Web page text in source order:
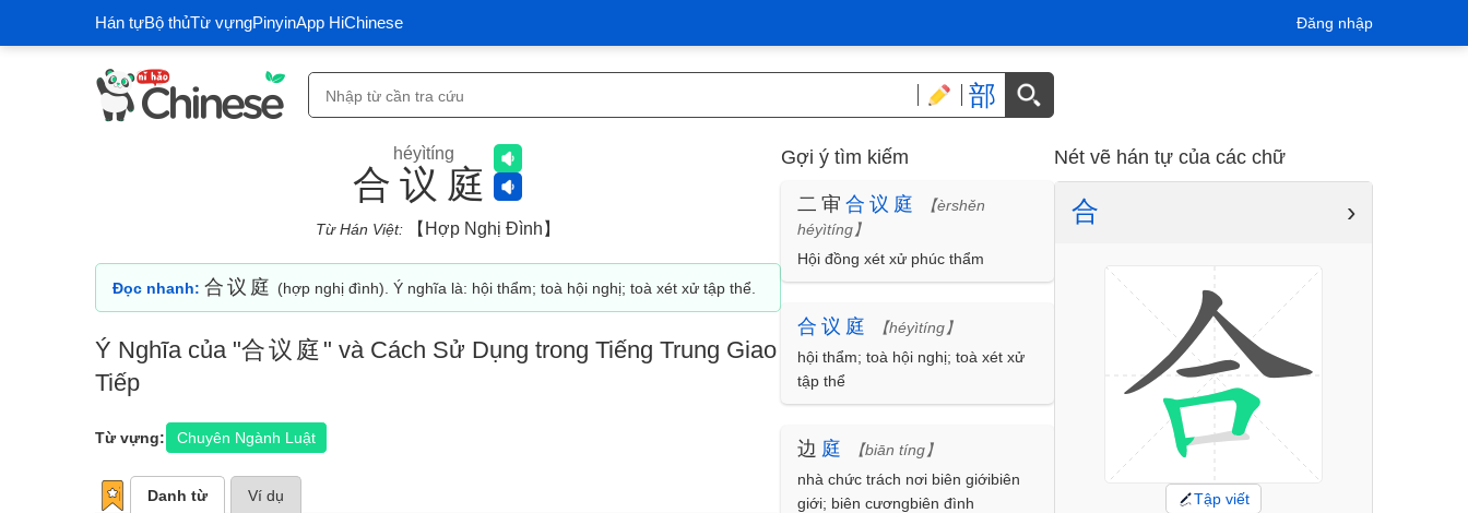
Hán tựBộ thủTừ vựngPinyinApp HiChinese Đăng nhập
部
合议庭
héyìtíng
Từ Hán Việt:【hợp Nghị Đình】
Đọc nhanh: 合议庭 (hợp nghị đình). Ý nghĩa là: hội thẩm; toà hội nghị; toà xét xử tập thể.
Ý Nghĩa của "合议庭 " và Cách Sử Dụng trong Tiếng Trung Giao
Tiếp
Từ vựng: Chuyên Ngành Luật
Danh từ Ví dụ
Gợi ý tìm kiếm
二审 合 议 庭
【èrshěn
héyìtíng】
Hội đồng xét xử phúc thẩm
合 议 庭
【héyìtíng】
hội thẩm; toà hội nghị; toà xét xử
tập thể
边 庭
【biān tíng】
nhà chức trách nơi biên giớibiên
giới; biên cươngbiên đình
Nét vẽ hán tự của các chữ
合 ›
Tập viết